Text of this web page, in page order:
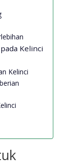
Kelinci
Kelinci